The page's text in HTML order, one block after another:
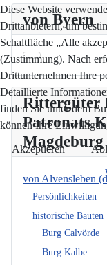
von Byern
Rittergüter
Patronats
Magdeburg
von Alvensleben
Persönlichkeiten
historische Bauten
Burg Calvörde
Burg Kalbe
Diese Website
Drittanbietern, um
Schaltfläche „Alle
(Zustimmung). Nach
Drittunternehmen Ihre
Detaillierte
finden Sie unter dem
können Ihre
Akzeptieren